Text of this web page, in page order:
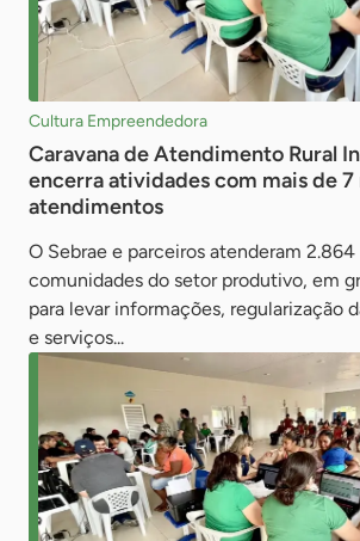
Cultura Empreendedora
Caravana de Atendimento Rural
encerra atividades com mais de 7
atendimentos
O Sebrae e parceiros atenderam
comunidades do setor produtivo, em
para levar informações, regularização
e serviços...